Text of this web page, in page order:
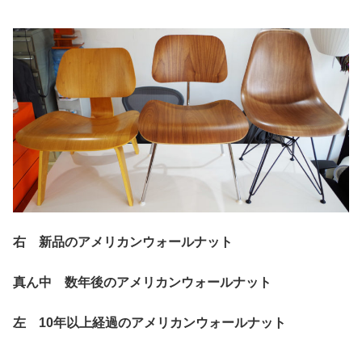
右 新品のアメリカンウォールナット
真ん中 数年後のアメリカンウォールナット
左 10年以上経過のアメリカンウォールナット